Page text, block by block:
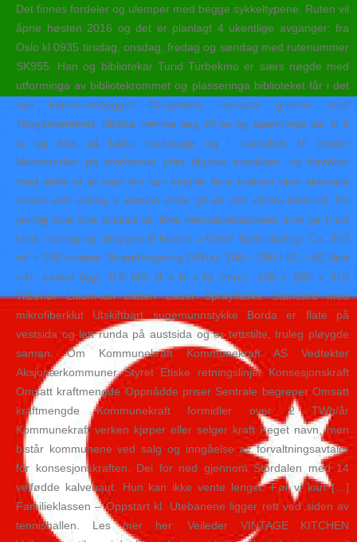
Det finnes fordeler og ulemper med begge sykkeltypene. Ruten vil
åpne høsten 2016 og det er planlagt 4 ukentlige avganger: fra
Oslo kl 0935 tirsdag, onsdag, fredag og søndag med rutenummer
SK955. Han og bibliotekar Turid Turbekmo er særs nøgde med
utforminga av bibliotekrommet og plasseringa biblioteket får i det
nye kommunebygget Tangenten, næraste granne med
Tangensenteret. Klokka nærma seg 22:oo og spenninga var til å
ta og føla på både backstage og i storteltet. Vi printer
klebemerker på storformat print digitale maskiner, og fordelen
med dette er at man fint kan bestille flere motiver uten shemale
escort oslo dating a woman dette gir en stor ekstra kostnad. En
jevnlig Gua Sha praksis vil: Øke mikrosirkulasjonen som gir friskt
blod, næring og oksygen til huden = Glød! Batterilading: Ca. 300
m² = 100 vinduer Strømforsyning (V/Hz): 100 – 200 / 50 – 60 Vekt
inkl. batteri (kg): 0,8 Mål (l x b x h) (mm): 126 x 280 x 310
Tilbehør Litium-ion batteri Lader Sprayflaske Standard med
mikrofiberklut Utskiftbart sugemunnstykke Borda er flate på
vestsida og lett runda på austsida og er tettstilte, truleg pløygde
saman. Om Kommunekraft Kommunekraft AS Vedtekter
Aksjonærkommuner Styret Etiske retningslinjer Konsesjonskraft
Omsatt kraftmengde Oppnådde priser Sentrale begreper Omsatt
kraftmengde Kommunekraft formidler over 2 TWh/år
Kommunekraft verken kjøper eller selger kraft i eget navn, men
bistår kommunene ved salg og inngåelse av forvaltningsavtaler
for konsesjonskraften. Dei for ned gjennom Stordalen med 14
velfødde kalvenaut. Hun kan ikke vente lenger. Før vi kan […]
Familieklassen – Oppstart kl. Utebanene ligger rett ved siden av
tennishallen. Les mer her: Veileder VINTAGE KITCHEN